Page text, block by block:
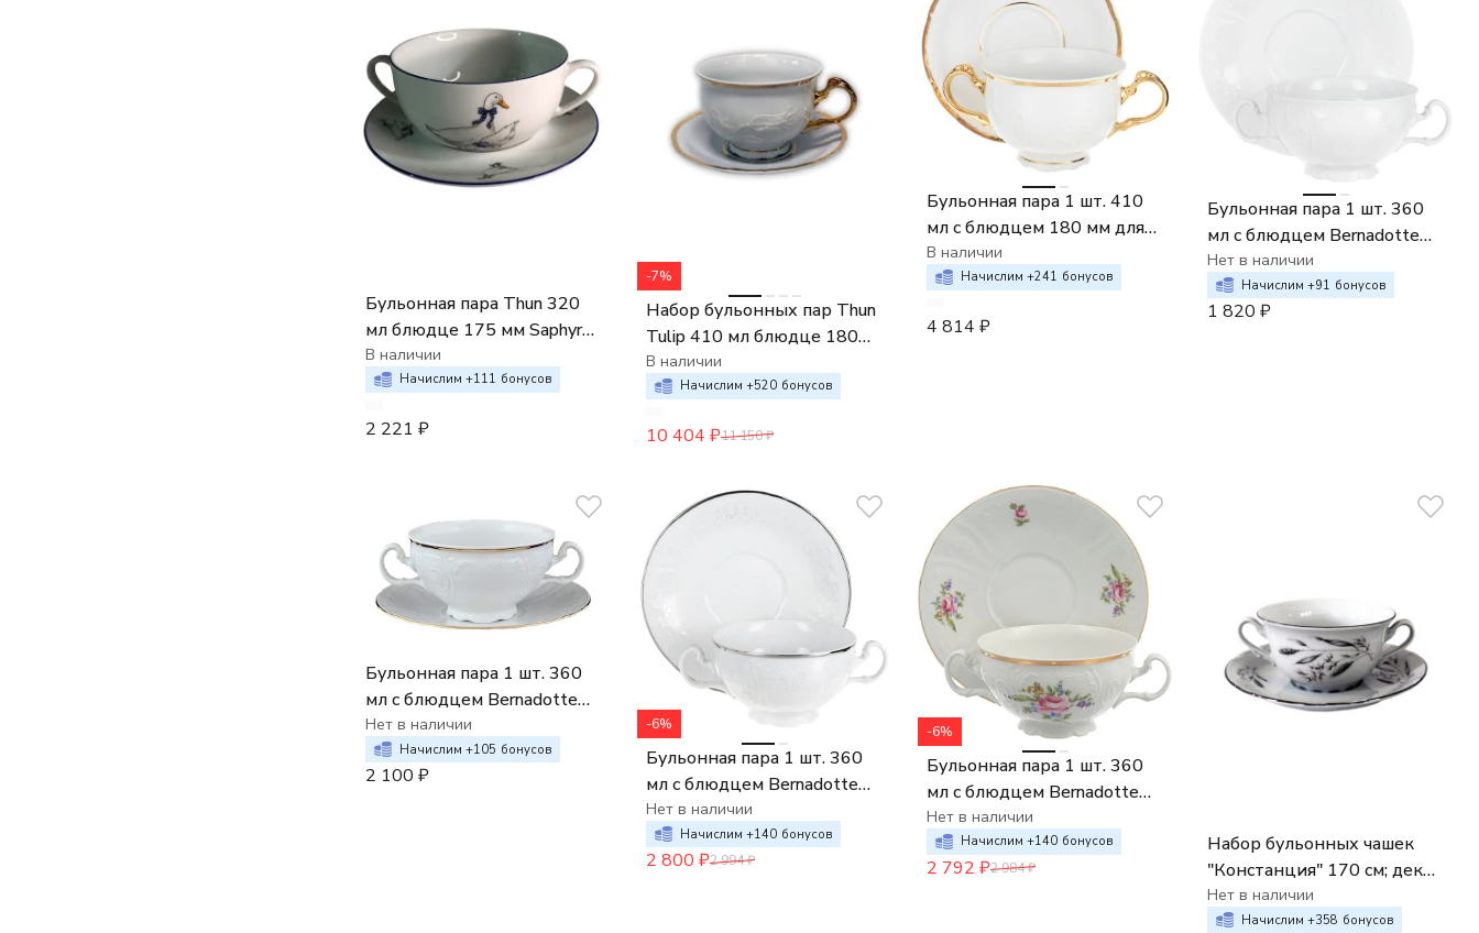
Бульонная пара Thun 320
мл блюдце 175 мм Saphyr
декор Гуси
В наличии
Начислим +111 бонусов
2 221 ₽
-7%
Набор бульонных пар Thun
Tulip 410 мл блюдце 180
мм низкая (6 шт.) Thun
декор Отводка золото
В наличии
Начислим +520 бонусов
10 404 ₽11 150₽
Бульонная пара 1 шт. 410
мл с блюдцем 180 мм для
бульона с двумя ручками
Thun Tulip Белоснежный
держатели
В наличии
Начислим +241 бонусов
4 814 ₽
Бульонная пара 1 шт. 360
мл с блюдцем Bernadotte
недекорированный
Нет в наличии
Начислим +91 бонусов
1 820 ₽
Бульонная пара 1 шт. 360
мл с блюдцем Bernadotte
Отводка золото
Нет в наличии
Начислим +105 бонусов
2 100 ₽
-6%
Бульонная пара 1 шт. 360
мл с блюдцем Bernadotte
Деколь отводка платина
Нет в наличии
Начислим +140 бонусов
2 800 ₽2 994₽
-6%
Бульонная пара 1 шт. 360
мл с блюдцем Bernadotte
Мейсенский букет
Нет в наличии
Начислим +140 бонусов
2 792 ₽2 984₽
Набор бульонных чашек
"Констанция" 170 см; декор
"Серебряные колосья"
Нет в наличии
Начислим +358 бонусов